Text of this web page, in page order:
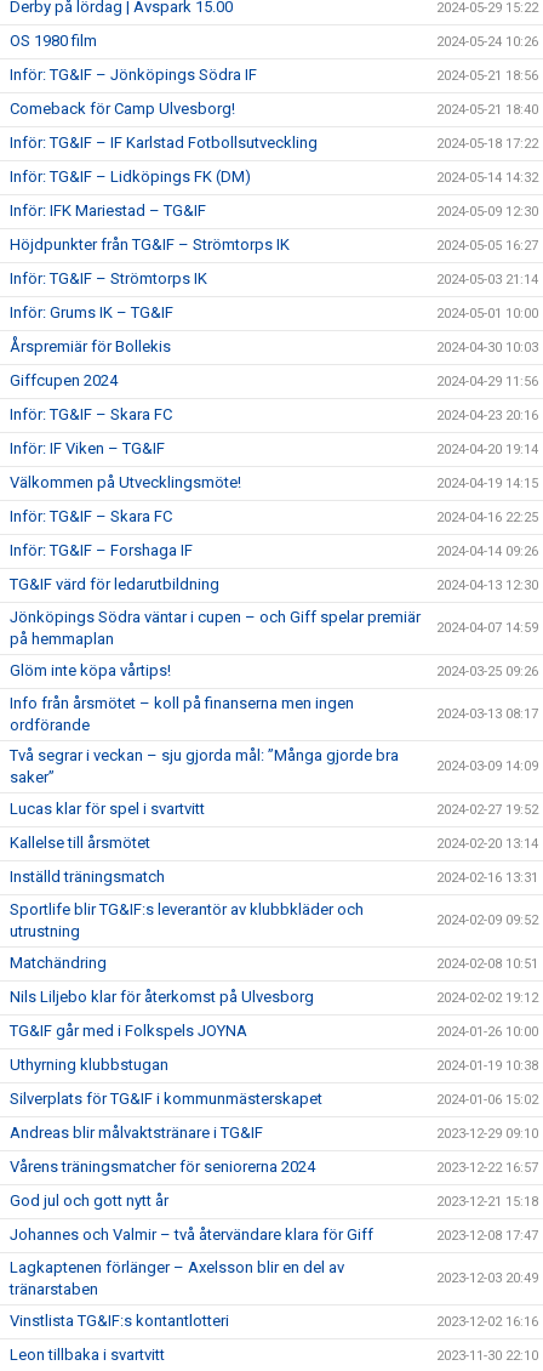
Derby på lördag | Avspark 15.00 2024-05-29 15:22
OS 1980 film 2024-05-24 10:26
Inför: TG&IF – Jönköpings Södra IF 2024-05-21 18:56
Comeback för Camp Ulvesborg! 2024-05-21 18:40
Inför: TG&IF – IF Karlstad Fotbollsutveckling 2024-05-18 17:22
Inför: TG&IF – Lidköpings FK (DM) 2024-05-14 14:32
Inför: IFK Mariestad – TG&IF 2024-05-09 12:30
Höjdpunkter från TG&IF – Strömtorps IK 2024-05-05 16:27
Inför: TG&IF – Strömtorps IK 2024-05-03 21:14
Inför: Grums IK – TG&IF 2024-05-01 10:00
Årspremiär för Bollekis 2024-04-30 10:03
Giffcupen 2024 2024-04-29 11:56
Inför: TG&IF – Skara FC 2024-04-23 20:16
Inför: IF Viken – TG&IF 2024-04-20 19:14
Välkommen på Utvecklingsmöte! 2024-04-19 14:15
Inför: TG&IF – Skara FC 2024-04-16 22:25
Inför: TG&IF – Forshaga IF 2024-04-14 09:26
TG&IF värd för ledarutbildning 2024-04-13 12:30
Jönköpings Södra väntar i cupen – och Giff spelar premiär
på hemmaplan
2024-04-07 14:59
Glöm inte köpa vårtips! 2024-03-25 09:26
Info från årsmötet – koll på finanserna men ingen
ordförande
2024-03-13 08:17
Två segrar i veckan – sju gjorda mål: ”Många gjorde bra
saker”
2024-03-09 14:09
Lucas klar för spel i svartvitt 2024-02-27 19:52
Kallelse till årsmötet 2024-02-20 13:14
Inställd träningsmatch 2024-02-16 13:31
Sportlife blir TG&IF:s leverantör av klubbkläder och
utrustning
2024-02-09 09:52
Matchändring 2024-02-08 10:51
Nils Liljebo klar för återkomst på Ulvesborg 2024-02-02 19:12
TG&IF går med i Folkspels JOYNA 2024-01-26 10:00
Uthyrning klubbstugan 2024-01-19 10:38
Silverplats för TG&IF i kommunmästerskapet 2024-01-06 15:02
Andreas blir målvaktstränare i TG&IF 2023-12-29 09:10
Vårens träningsmatcher för seniorerna 2024 2023-12-22 16:57
God jul och gott nytt år 2023-12-21 15:18
Johannes och Valmir – två återvändare klara för Giff 2023-12-08 17:47
Lagkaptenen förlänger – Axelsson blir en del av
tränarstaben
2023-12-03 20:49
Vinstlista TG&IF:s kontantlotteri 2023-12-02 16:16
Leon tillbaka i svartvitt 2023-11-30 22:10